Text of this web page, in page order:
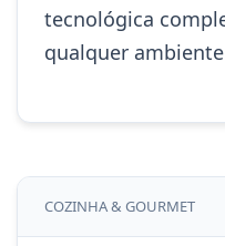
tecnológica
qualquer
COZINHA & GOURMET